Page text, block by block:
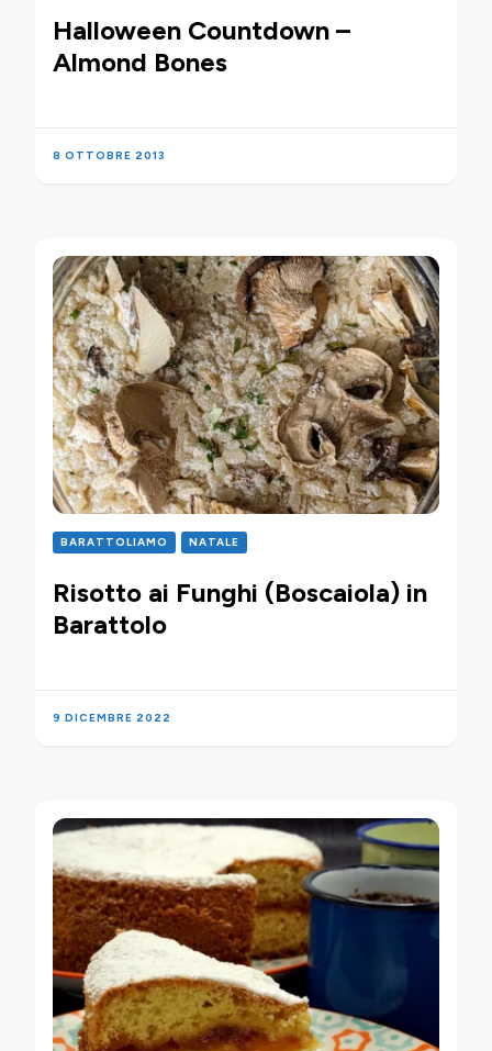
Halloween Countdown –
Almond Bones
8 OTTOBRE 2013
BARATTOLIAMO NATALE
Risotto ai Funghi (Boscaiola) in
Barattolo
9 DICEMBRE 2022